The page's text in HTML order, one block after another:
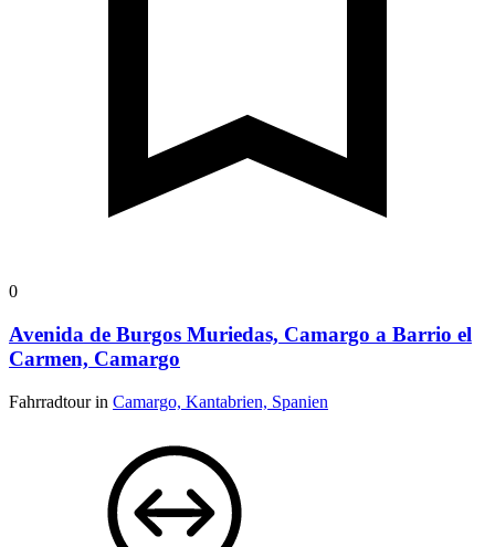
0
Avenida de Burgos Muriedas, Camargo a Barrio el
Carmen, Camargo
Fahrradtour in Camargo, Kantabrien, Spanien